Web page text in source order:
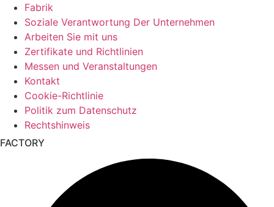
Fabrik
Soziale Verantwortung Der Unternehmen
Arbeiten Sie mit uns
Zertifikate und Richtlinien
Messen und Veranstaltungen
Kontakt
Cookie-Richtlinie
Politik zum Datenschutz
Rechtshinweis
FACTORY